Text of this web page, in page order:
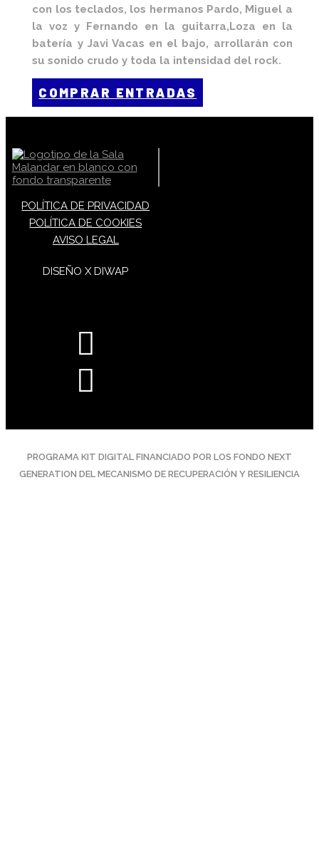
con los teclados, los hermanos Pardo, Miguel a
la voz y Fernando en la guitarra,Loza en la
batería y Javi Vacas en el bajo, arrollarán con
su sonido crudo y toda la intensidad del rock.
COMPRAR ENTRADAS
POLÍTICA DE PRIVACIDAD
POLÍTICA DE COOKIES
AVISO LEGAL
DISEÑO X DIWAP
PROGRAMA KIT DIGITAL FINANCIADO POR LOS FONDO NEXT
GENERATION DEL MECANISMO DE RECUPERACIÓN Y RESILIENCIA